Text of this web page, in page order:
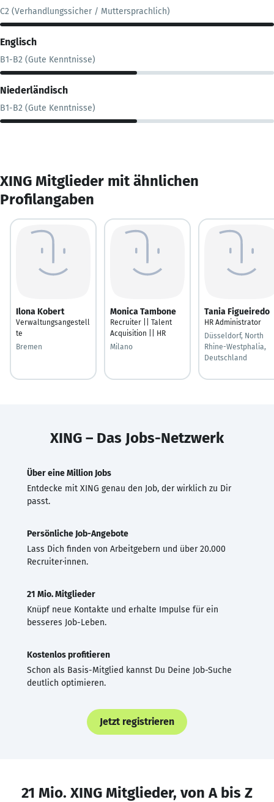
C2 (Verhandlungssicher / Muttersprachlich)
Englisch
B1-B2 (Gute Kenntnisse)
Niederländisch
B1-B2 (Gute Kenntnisse)
XING Mitglieder mit ähnlichen
Profilangaben
Ilona Kobert
Verwaltungsangestell
te
Bremen
Monica Tambone
Recruiter || Talent
Acquisition || HR
Milano
Tania Figueiredo
HR Administrator
Düsseldorf, North
Rhine-Westphalia,
Deutschland
XING – Das Jobs-Netzwerk
Über eine Million Jobs
Entdecke mit XING genau den Job, der wirklich zu Dir
passt.
Persönliche Job-Angebote
Lass Dich finden von Arbeitgebern und über 20.000
Recruiter·innen.
21 Mio. Mitglieder
Knüpf neue Kontakte und erhalte Impulse für ein
besseres Job-Leben.
Kostenlos profitieren
Schon als Basis-Mitglied kannst Du Deine Job-Suche
deutlich optimieren.
Jetzt registrieren
21 Mio. XING Mitglieder, von A bis Z